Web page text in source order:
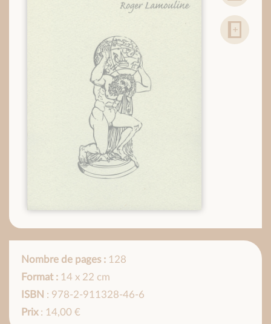
Nombre de pages : 128
Format : 14 x 22 cm
ISBN : 978-2-911328-46-6
Prix: 14,00 €